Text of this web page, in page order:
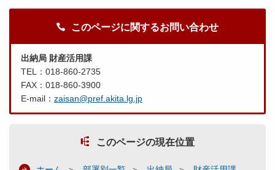
このページに関するお問い合わせ
出納局 財産活用課
TEL：018-860-2735
FAX：018-860-3900
E-mail： zaisan@pref.akita.lg.jp
このページの現在位置